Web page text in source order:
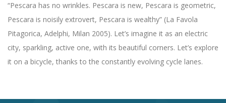
“Pescara has no wrinkles. Pescara is new, Pescara is geometric,
Pescara is noisily extrovert, Pescara is wealthy” (La Favola
Pitagorica, Adelphi, Milan 2005). Let’s imagine it as an electric
city, sparkling, active one, with its beautiful corners. Let’s explore
it on a bicycle, thanks to the constantly evolving cycle lanes.